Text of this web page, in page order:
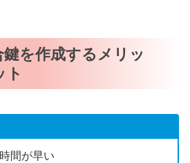
を作成するメリッ
ト
間が早い